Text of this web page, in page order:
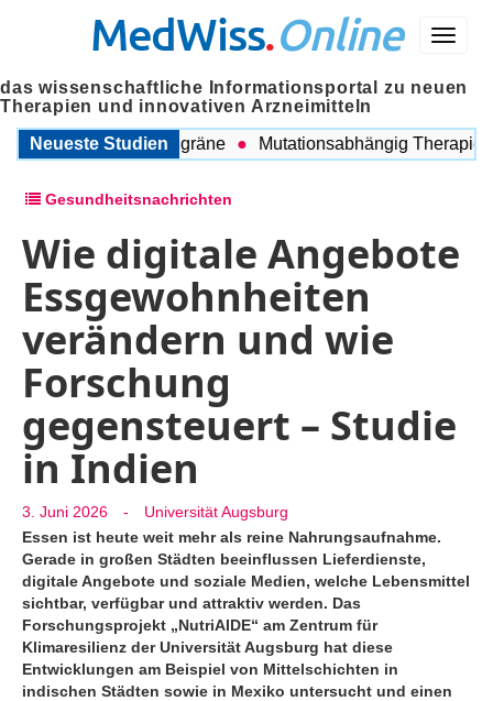
Menü
MedWiss.Online
das wissenschaftliche Informationsportal zu neuen
Therapien und innovativen Arzneimitteln
Neueste Studien
COPD und Migräne Mutationsabhängig Therapie
Gesundheitsnachrichten
Wie digitale Angebote
Essgewohnheiten
verändern und wie
Forschung
gegensteuert – Studie
in Indien
3. Juni 2026 -
Universität Augsburg
Essen ist heute weit mehr als reine Nahrungsaufnahme.
Gerade in großen Städten beeinflussen Lieferdienste,
digitale Angebote und soziale Medien, welche Lebensmittel
sichtbar, verfügbar und attraktiv werden. Das
Forschungsprojekt „NutriAIDE“ am Zentrum für
Klimaresilienz der Universität Augsburg hat diese
Entwicklungen am Beispiel von Mittelschichten in
indischen Städten sowie in Mexiko untersucht und einen